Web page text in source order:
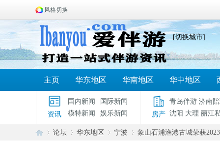
风格切换
[切换城市]
主页 华东地区 华南地区 华中地区
资讯
国内新闻
国际新闻
模特新闻
娱乐新闻 房产
青岛伴游 济南
沈阳 大理 丽江
论坛 华东地区 宁波 象山石浦渔港古城荣获